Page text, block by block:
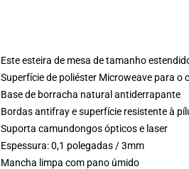
Este esteira de mesa de tamanho
Superfície de poliéster Microweave para o
Base de borracha natural antiderrapante
Bordas antifray e superfície resistente à
Suporta camundongos ópticos e laser
Espessura: 0,1 polegadas / 3mm
Mancha limpa com pano úmido